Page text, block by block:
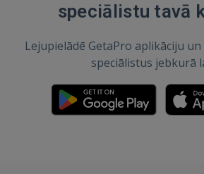
speciālistu tavā
Lejupielādē GetaPro aplikāciju
speciālistus jebkurā